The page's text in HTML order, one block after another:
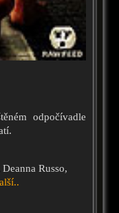
odpočívadle
Russo,